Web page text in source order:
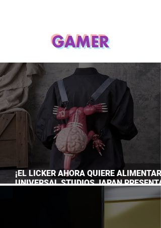
GAMER
¡EL LICKER AHORA QUIERE
UNIVERSAL STUDIOS JAPAN PRESENTA
SU TERRORÍFICA COLECCIÓN DE